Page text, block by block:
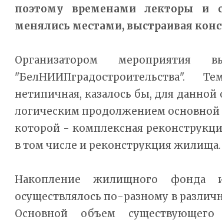
поэтому временами лекторы и
менялись местами, выстраивая
Организатором мероприятия
"БелНИИПградостроительства".
нетипичная, казалось бы, для
логическим продолжением основной
которой - комплексная
в том числе и реконструкция жилища.
Накопление жилищного фонда
осуществлялось по-разному в
Основной объем